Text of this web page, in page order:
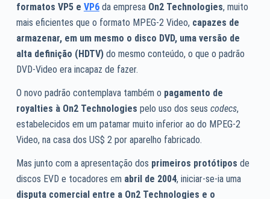
formatos VP5 e VP6da empresa On2 Technologies, muito
mais eficientes que o formato MPEG-2 Video, capazes de
armazenar, em um mesmo o disco DVD, uma versão de
alta definição (HDTV)do mesmo conteúdo, o que o padrão
DVD-Video era incapaz de fazer.
O novo padrão contemplava também o pagamento de
royalties à On2 Technologies pelo uso dos seus codecs,
estabelecidos em um patamar muito inferior ao do MPEG-2
Video, na casa dos US$ 2 por aparelho fabricado.
Mas junto com a apresentação dos primeiros protótipos de
discos EVD e tocadores em abril de 2004, iniciar-se-ia uma
disputa comercial entre a On2 Technologies e o